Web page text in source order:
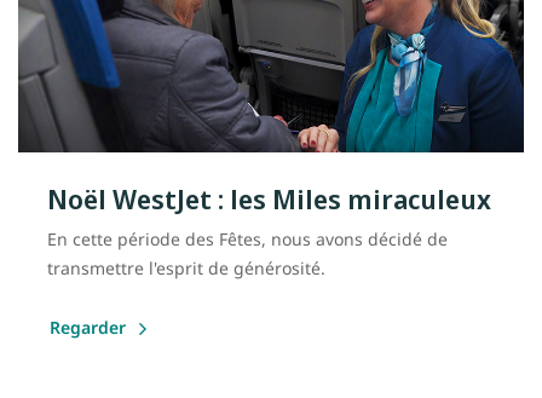
Noël WestJet : les Miles miraculeux
En cette période des Fêtes, nous avons décidé de
transmettre l'esprit de générosité.
Regarder